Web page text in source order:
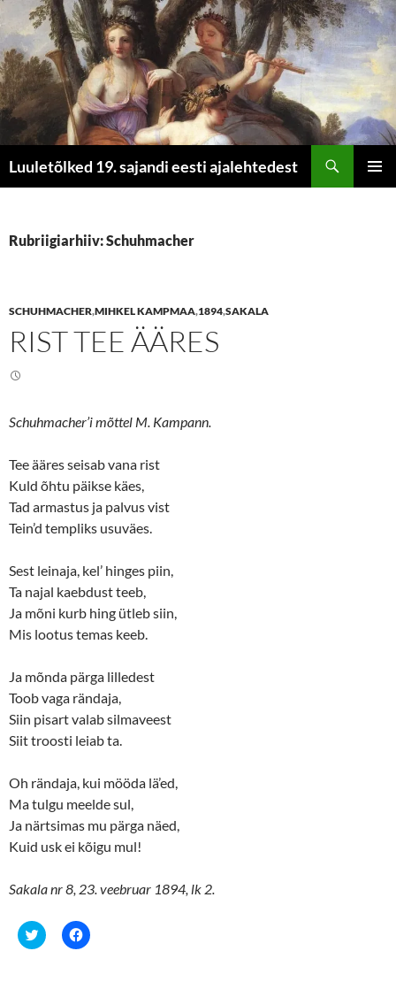
Luuletõlked 19. sajandi eesti ajalehtedest
Rubriigiarhiiv: Schuhmacher
SCHUHMACHER,MIHKEL KAMPMAA,1894,SAKALA
RIST TEE ÄÄRES
Schuhmacher’i mõttel M. Kampann.
Tee ääres seisab vana rist
Kuld õhtu päikse käes,
Tad armastus ja palvus vist
Tein’d templiks usuväes.
Sest leinaja, kel’ hinges piin,
Ta najal kaebdust teeb,
Ja mõni kurb hing ütleb siin,
Mis lootus temas keeb.
Ja mõnda pärga lilledest
Toob vaga rändaja,
Siin pisart valab silmaveest
Siit troosti leiab ta.
Oh rändaja, kui mööda lä’ed,
Ma tulgu meelde sul,
Ja närtsimas mu pärga näed,
Kuid usk ei kõigu mul!
Sakala nr 8, 23. veebruar 1894, lk 2.
C
l
C
l